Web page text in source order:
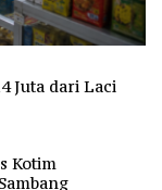
Juta dari Laci
Kotim